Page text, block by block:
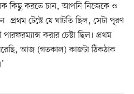
কিছু করতে চান, আপনি নিজেকে ও
প্রথম টেস্টে যে ঘাটতি ছিল, সেটা পূরণ
করার চেষ্টা ছিল। প্রথম
আজ (গতকাল) কাজটা ঠিকঠাক